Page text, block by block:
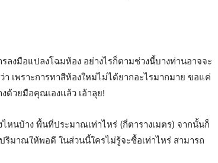
งมือแปลงโฉมห้อง อย่างไรก็ตามช่วงนี้บางท่านอาจจะ
เพราะการทาสีห้องใหม่ไม่ได้ยากอะไรมากมาย ขอแค่
วยมือคุณเองแล้ว เอ้าลุย!
หนบ้าง พื้นที่ประมาณเท่าไหร่ (กี่ตารางเมตร) จากนั้นก็
มาณให้พอดี ในส่วนนี้ใครไม่รู้จะซื้อเท่าไหร่ สามารถ